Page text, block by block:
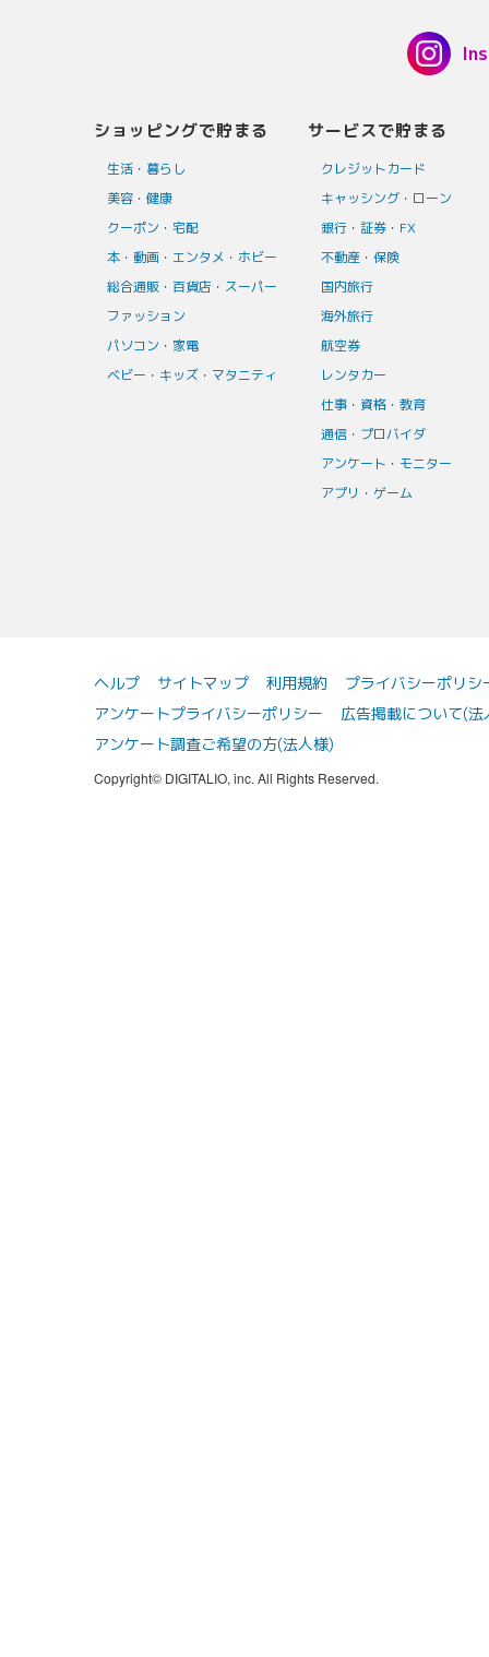
ショッピングで貯まる
生活・暮らし
美容・健康
クーポン・宅配
本・動画・エンタメ・ホビー
総合通販・百貨店・スーパー
ファッション
パソコン・家電
ベビー・キッズ・マタニティ
サービスで貯まる
クレジットカード
キャッシング・ローン
銀行・証券・FX
不動産・保険
国内旅行
海外旅行
航空券
レンタカー
仕事・資格・教育
通信・プロバイダ
アンケート・モニター
アプリ・ゲーム
ヘルプ サイトマップ 利用規約
プライバシーポリシ
アンケートプライバシーポリシー
広告掲載について(法
アンケート調査ご希望の方(法人様)
Copyright© DIGITALIO, inc. All Rights Reserved.